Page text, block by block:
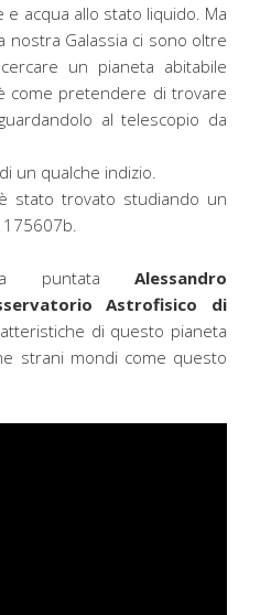
e acqua allo stato liquido. Ma
nostra Galassia ci sono oltre
un pianeta abitabile
come pretendere di trovare
al telescopio da
un qualche indizio.
stato trovato studiando un
175607b.
puntata Alessandro
Astrofisico di
di questo pianeta
strani mondi come questo